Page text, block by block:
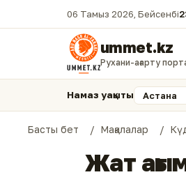
06 Тамыз 2026, Бейсенбі
ummet.kz
Рухани-ағарту
Намаз уақыты
Басты бет Мақалалар
Жат